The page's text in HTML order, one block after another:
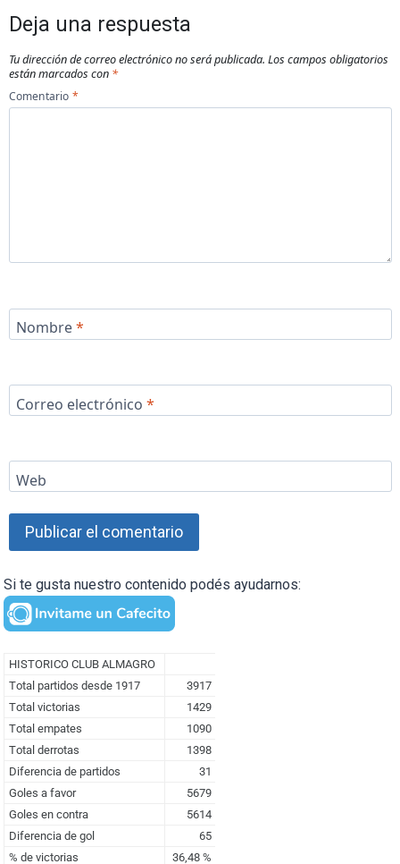
Deja una respuesta
Tu dirección de correo electrónico no será publicada. Los campos obligatorios
están marcados con *
Comentario *
Nombre*
Correo electrónico *
Web
Si te gusta nuestro contenido podés ayudarnos: